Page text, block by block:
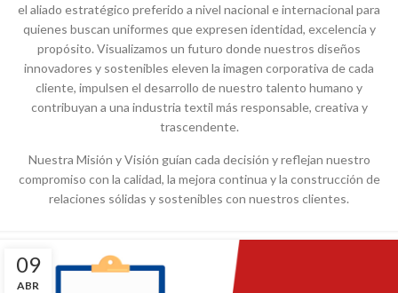
el aliado estratégico preferido a nivel nacional e internacional para
quienes buscan uniformes que expresen identidad, excelencia y
propósito. Visualizamos un futuro donde nuestros diseños
innovadores y sostenibles eleven la imagen corporativa de cada
cliente, impulsen el desarrollo de nuestro talento humano y
contribuyan a una industria textil más responsable, creativa y
trascendente.
Nuestra Misión y Visión guían cada decisión y reflejan nuestro
compromiso con la calidad, la mejora continua y la construcción de
relaciones sólidas y sostenibles con nuestros clientes.
09
ABR